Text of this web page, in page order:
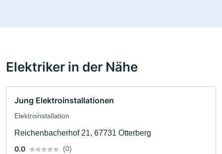
Elektriker in der Nähe
Jung Elektroinstallationen
Elektroinstallation
Reichenbacherhof 21, 67731 Otterberg
0.0
(0)